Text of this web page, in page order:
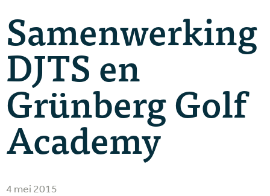
Samenwerking
DJTS en
Grünberg Golf
Academy
4 mei 2015